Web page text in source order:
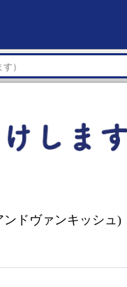
ンドヴァンキッシュ)